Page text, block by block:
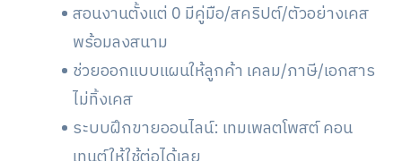
สอนงานตั้งแต่ 0 มีคู่มือ/สคริปต์/ตัวอย่างเคส
พร้อมลงสนาม
ช่วยออกแบบแผนให้ลูกค้า เคลม/ภาษี/เอกสาร
ไม่ทิ้งเคส
ระบบฝึกขายออนไลน์: เทมเพลตโพสต์ คอน